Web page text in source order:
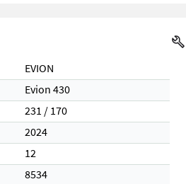
EVION
Evion 430
231 / 170
2024
12
8534